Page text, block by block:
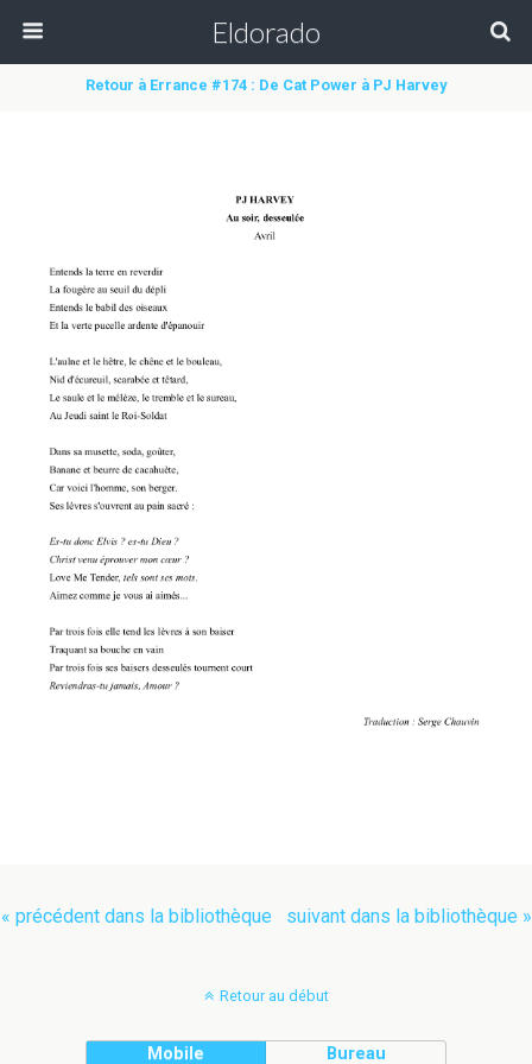
Eldorado
Retour à Errance #174 : De Cat Power à PJ Harvey
« précédent dans la bibliothèque suivant dans la bibliothèque »
Retour au début
Mobile Bureau